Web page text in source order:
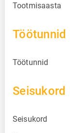
Tootmisaasta
Töötunnid
Töötunnid
Seisukord
Seisukord